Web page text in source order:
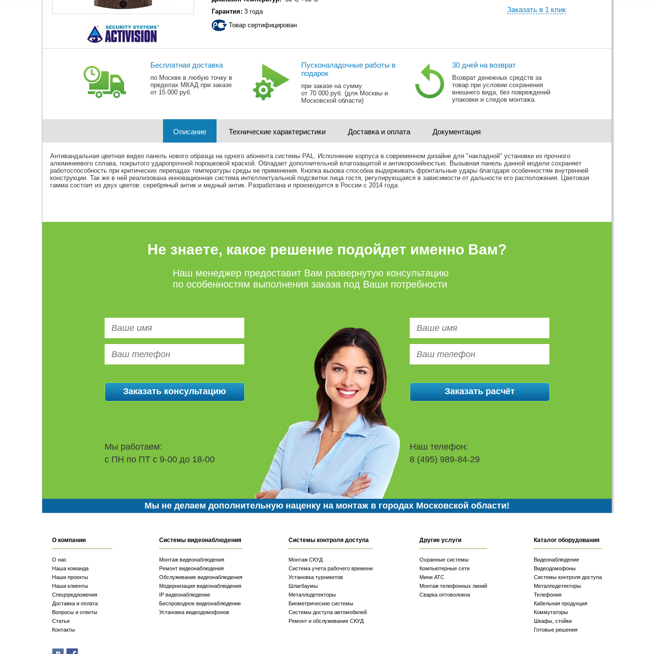
Гарантия: 3 года
Товар сертифицирован
Заказать в 1 клик
Бесплатная доставка
по Москве в любую точку в
пределах МКАД при заказе
от 15 000 руб.
Пусконаладочные работы в
подарок
при заказе на сумму
от 70 000 руб. (для Москвы и
Московской области)
30 дней на возврат
Возврат денежных средств за
товар при условии сохранения
внешнего вида, без повреждений
упаковки и следов монтажа.
Описание Технические характеристики Доставка и оплата Документация
Антивандальная цветная видео панель нового образца на одного абонента системы PAL. Исполнение корпуса в современном дизайне для "накладной" установки из прочного
алюминиевого сплава, покрытого ударопрочной порошковой краской. Обладает дополнительной влагозащитой и антикорозийностью. Вызывная панель данной модели сохраняет
работоспособность при критических перепадах температуры среды ее применения. Кнопка вызова способна выдерживать фронтальные удары благодаря особенностям внутренней
конструкции. Так же в ней реализована инновационная система интеллектуальной подсветки лица гостя, регулирующаяся в зависимости от дальности его расположения. Цветовая
гамма состоит из двух цветов: серебряный антик и медный антик. Разработана и производится в России с 2014 года.
Не знаете, какое решение подойдет именно Вам?
Наш менеджер предоставит Вам развернутую консультацию
по особенностям выполнения заказа под Ваши потребности
Мы работаем:
с ПН по ПТ с 9-00 до 18-00
Наш телефон:
8 (495) 989-84-29
Мы не делаем дополнительную наценку на монтаж в городах Московской области!
О компании
О нас
Наша команда
Наши проекты
Наши клиенты
Спецпредложения
Доставка и оплата
Вопросы и ответы
Статьи
Контакты
Системы видеонаблюдения
Монтаж видеонаблюдения
Ремонт видеонаблюдения
Обслуживание видеонаблюдения
Модернизация видеонаблюдения
IP видеонаблюдение
Беспроводное видеонаблюдение
Установка видеодомофонов
Системы контроля доступа
Монтаж СКУД
Система учета рабочего времени
Установка турникетов
Шлагбаумы
Металлодетекторы
Биометрические системы
Системы доступа автомобилей
Ремонт и обслуживание СКУД
Другие услуги
Охранные системы
Компьютерные сети
Мини АТС
Монтаж телефонных линий
Сварка оптоволокна
Каталог оборудования
Видеонаблюдение
Видеодомофоны
Системы контроля доступа
Металлодетекторы
Телефония
Кабельная продукция
Коммутаторы
Шкафы, стойки
Готовые решения